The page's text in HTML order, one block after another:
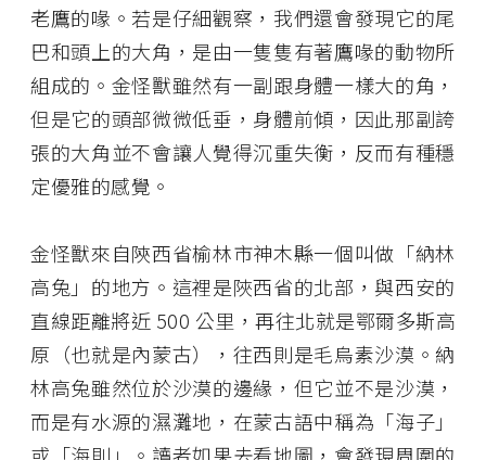
老鷹的喙。若是仔細觀察，我們還會發現它的尾
巴和頭上的大角，是由一隻隻有著鷹喙的動物所
組成的。金怪獸雖然有一副跟身體一樣大的角，
但是它的頭部微微低垂，身體前傾，因此那副誇
張的大角並不會讓人覺得沉重失衡，反而有種穩
定優雅的感覺。
金怪獸來自陝西省榆林市神木縣一個叫做「納林
高兔」的地方。這裡是陜西省的北部，與西安的
直線距離將近 500 公里，再往北就是鄂爾多斯高
原（也就是內蒙古），往西則是毛烏素沙漠。納
林高兔雖然位於沙漠的邊緣，但它並不是沙漠，
而是有水源的濕灘地，在蒙古語中稱為「海子」